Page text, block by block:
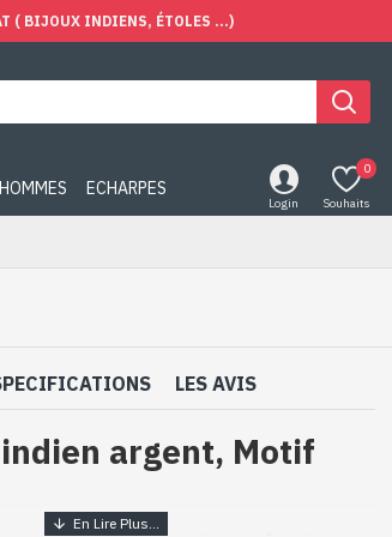
( BIJOUX INDIENS, ÉTOLES ...)
ECHARPES
Login Souhaits
0
LES AVIS
argent, Motif